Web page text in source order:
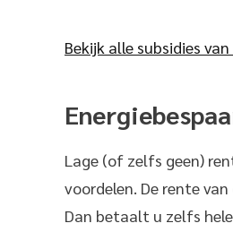
Bekijk alle subsidies
Lage (of zelfs geen)
voordelen. De rente
Dan betaalt u zelfs